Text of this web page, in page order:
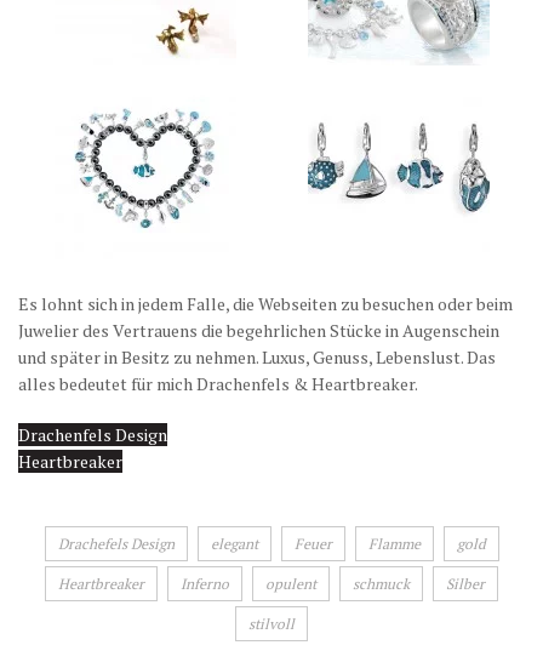
Es lohnt sich in jedem Falle, die Webseiten zu besuchen oder beim
Juwelier des Vertrauens die begehrlichen Stücke in Augenschein
und später in Besitz zu nehmen. Luxus, Genuss, Lebenslust. Das
alles bedeutet für mich Drachenfels & Heartbreaker.
Drachenfels Design
Heartbreaker
Drachefels Design elegant Feuer Flamme gold
Heartbreaker Inferno opulent schmuck Silber
stilvoll